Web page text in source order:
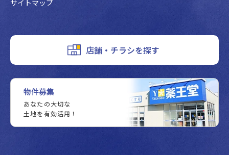
サイトマップ
店舗・チラシを探す
物件募集
あなたの大切な
土地を有効活用！